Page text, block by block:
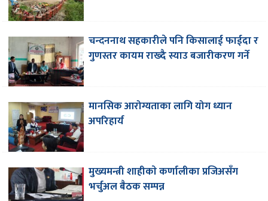
चन्दननाथ सहकारीले पनि किसालाई फाईदा र
गुणस्तर कायम राख्दै स्याउ बजारीकरण गर्ने
मानसिक आरोग्यताका लागि योग ध्यान
अपरिहार्य
मुख्यमन्त्री शाहीकाे कर्णालीका प्रजिअसँग
भर्चुअल बैठक सम्पन्न